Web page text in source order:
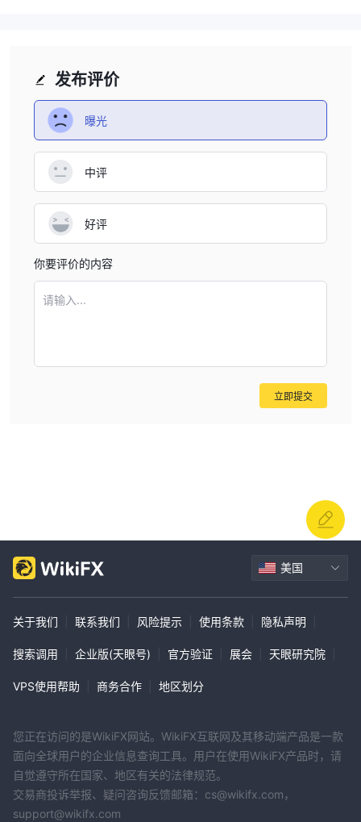
发布评价
曝光
中评
好评
你要评价的内容
请输入...
立即提交
美国
关于我们 联系我们 风险提示 使用条款 隐私声明
搜索调用 企业版(天眼号) 官方验证 展会 天眼研究院
VPS使用帮助 商务合作 地区划分
您正在访问的是WikiFX网站。WikiFX互联网及其移动端产品是一款
面向全球用户的企业信息查询工具。用户在使用WikiFX产品时，请
自觉遵守所在国家、地区有关的法律规范。
交易商投诉举报、疑问咨询反馈邮箱：cs@wikifx.com，
support@wikifx.com